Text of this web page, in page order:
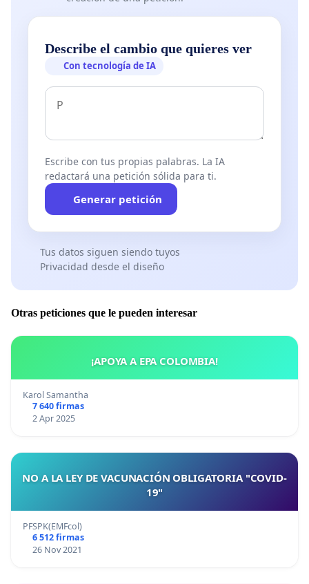
Describe el cambio que quieres ver
Con tecnología de IA
Escribe con tus propias palabras. La IA
redactará una petición sólida para ti.
Generar petición
Tus datos siguen siendo tuyos
Privacidad desde el diseño
Otras peticiones que le pueden interesar
¡APOYA A EPA COLOMBIA!
Karol Samantha
7 640 firmas
2 Apr 2025
NO A LA LEY DE VACUNACIÓN OBLIGATORIA "COVID-
19"
PFSPK(EMFcol)
6 512 firmas
26 Nov 2021